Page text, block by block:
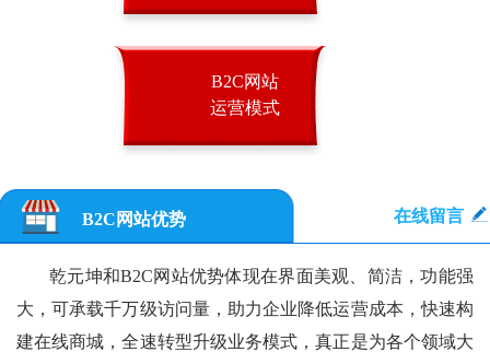
B2C网站
运营模式
B2C网站优势 在线留言
乾元坤和B2C网站优势体现在界面美观、简洁，功能强
大，可承载千万级访问量，助力企业降低运营成本，快速构
建在线商城，全速转型升级业务模式，真正是为各个领域大